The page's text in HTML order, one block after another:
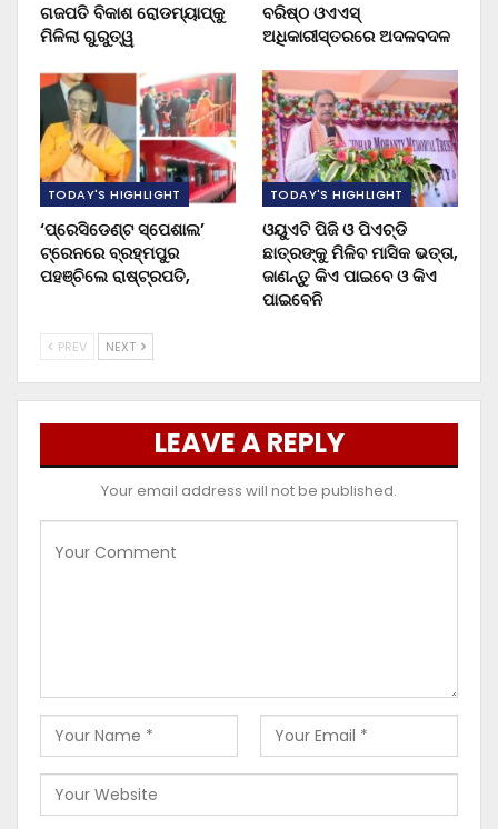
ଗଜପତି ବିକାଶ ରୋଡମ୍ୟାପ୍‌କୁ
ମିଳିଲା ଗୁରୁତ୍ୱ
ବରିଷ୍ଠ ଓଏଏସ୍‌
ଅଧିକାରୀସ୍ତରରେ ଅଦଳବଦଳ
TODAY'S HIGHLIGHT
‘ପ୍ରେସିଡେଣ୍ଟ ସ୍ପେଶାଲ’
ଟ୍ରେନରେ ବ୍ରହ୍ମପୁର
ପହଞ୍ଚିଲେ ରାଷ୍ଟ୍ରପତି,
TODAY'S HIGHLIGHT
ଓୟୁଏଟି ପିଜି ଓ ପିଏଚ୍‌ଡି
ଛାତ୍ରଙ୍କୁ ମିଳିବ ମାସିକ ଭତ୍ତା,
ଜାଣନ୍ତୁ କିଏ ପାଇବେ ଓ କିଏ
ପାଇବେନି
PREV NEXT
LEAVE A REPLY
Your email address will not be published.